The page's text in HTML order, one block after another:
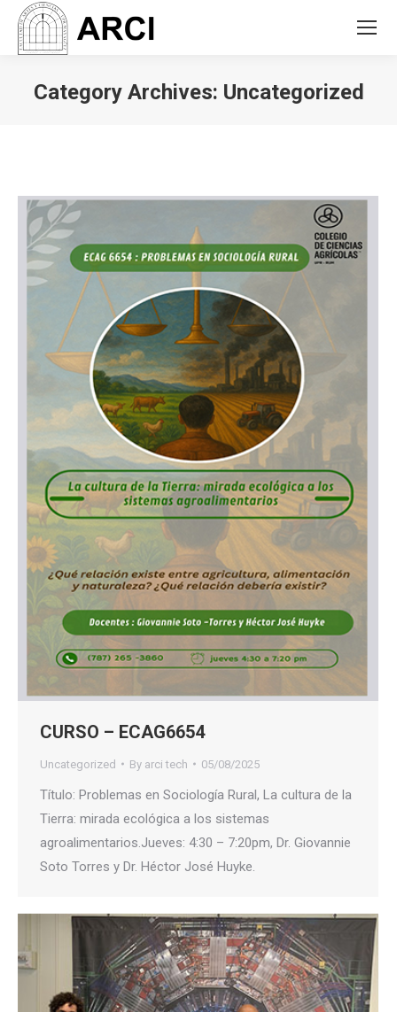
Category Archives: Uncategorized
CURSO – ECAG6654
Uncategorized By arci tech 05/08/2025
Título: Problemas en Sociología Rural, La cultura de la
Tierra: mirada ecológica a los sistemas
agroalimentarios.Jueves: 4:30 – 7:20pm, Dr. Giovannie
Soto Torres y Dr. Héctor José Huyke.